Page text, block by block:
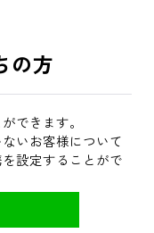
の方
できます。
いお客様について
設定することがで